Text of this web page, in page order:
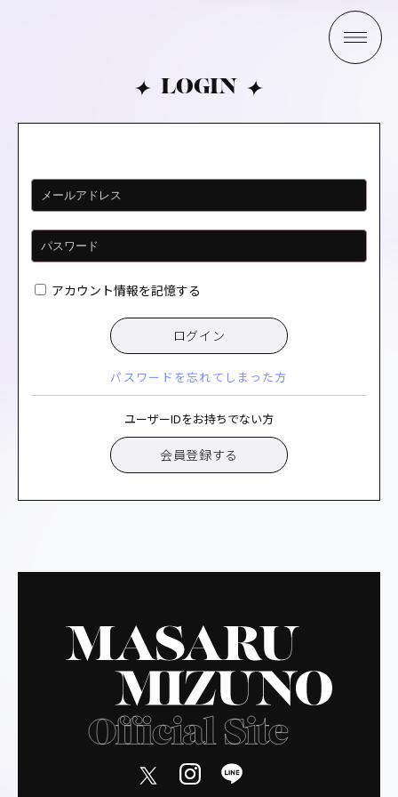
LOGIN
アカウント情報を記憶する
ログイン
パスワードを忘れてしまった方
ユーザーIDをお持ちでない方
会員登録する